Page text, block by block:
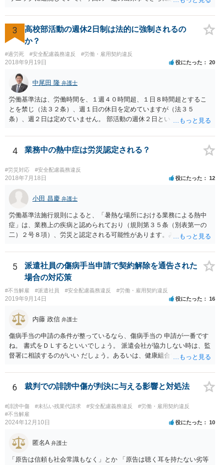
万が一、慰謝料請求が認められるにしても金額としては微々たるもの
かと思いますが、依頼する弁護士に詳細を説明したうえで指示を仰い
だ方がいいかと思います。
3
高校部活動の週休2日制は法的に強制されるの
か？
#過労死 #安全配慮義務違反 #労働・雇用契約違反
2018年9月19日 役にたった 20
中尾田 隆 弁護士
労働基準法は、労働時間を、１週４０時間超、１日８時間超とするこ
とを禁じ（法３２条）、週１日の休日を定めていますが（法３５
条）、週２日は定めていません。 部活動の週休２日というのは、スポ
り週休2日とするか、しないか、もっと別の制度とするかは、各教育委
員会や学校の判断に委ねられています。 したがって、生徒の保護者会
もらいたいなどと、交渉してもらうことが良いと考えられます。 もち
ろん、保護者の間でも、週休2日制を認める意見と、反対の意見と対立
することは予想されますが、そういったことも含めて話し合いをする
ことが必要と思われます。
4 業務中の熱中症は労災認定される？
#労災対応 #安全配慮義務違反
2018年7月18日 役にたった 12
小田 昌慶 弁護士
労働基準法施行規則によると、「暑熱な場所における業務による熱中
症」は、業務上の疾病と認められており（規則第３５条（別表第一の
二）２号８項）、労災と認定される可能性があります。みんな同条件
としては、①仕事をしている時間・場所に熱中症を引き起こす明確な
原因が存在していること、②その原因により熱中症に至ったという因
果関係があること、③仕事に関係しない他の原因により発症したもの
ではないことが認められれば、労災として認定されるため、業務によ
る移動中に意識が朦朧とし倒れ、熱中症と診断されたのであれば労災
認定される可能性は充分にあります。 会社には安全配慮義務があるに
もかかわらず、就業規則によってスーツが義務付けられたり、1日10件
の外回り件数のノルマ、経費削減のためのタクシー禁止など規則があ
るのであれば、会社の安全配慮義務違反が認められる可能性がありま
す。 したがって、会社へ入院治療費や休業損害、慰謝料等を請求でき
る可能性はあるので、具体的な内容を一度弁護士に相談するのが良い
5
派遣社員の傷病手当申請で契約解除を通告された
場合の対応策
#不当解雇 #派遣社員 #安全配慮義務違反 #労働・雇用契約違反
2019年9月14日 役にたった 16
内藤 政信 弁護士
傷病手当の申請の条件が整っているなら、傷病手当の 申請が一番です
ね。 書式をＤＬするといいでしょう。 派遣会社が協力しない時は、監
督署に相談するのがいい だしょう。あるいは、健康組合ですね。
6 裁判での誹謗中傷が判決に与える影響と対処法
#誹謗中傷 #未払い残業代請求 #安全配慮義務違反
#労働・雇用契約違反
#不当解雇
2024年12月10日 役にたった 10
匿名A 弁護士
「原告は信頼も社会常識もなく」とか 「原告は聴く耳を持たない劣等